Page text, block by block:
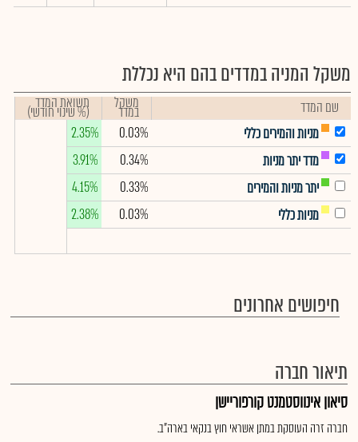
משקל המניה במדדים בהם היא נכללת
שם המדד משקל
במדד תשואת המדד
(% שינוי חודשי)
מניות והמירים כללי
0.03%
2.35%
מדד יתר מניות
0.34%
3.91%
יתר מניות והמירים
0.33%
4.15%
מניות כללי
0.03%
2.38%
חיפושים אחרונים
תיאור חברה
סיאון אינווסטמנט קורפוריישן
חברה זרה העוסקת במתן אשראי חוץ בנקאי בארה"ב.